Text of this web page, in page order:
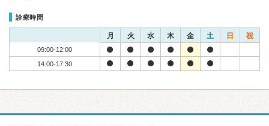
診療時間
月 火 水 木 金 土 日 祝
09:00-12:00
14:00-17:30